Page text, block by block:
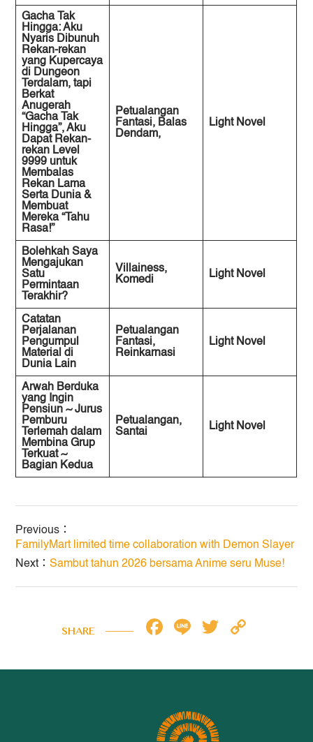
Gacha Tak
Hingga: Aku
Nyaris Dibunuh
Rekan-rekan
yang Kupercaya
di Dungeon
Terdalam, tapi
Berkat
Anugerah
“Gacha Tak
Hingga”, Aku
Dapat Rekan-
rekan Level
9999 untuk
Membalas
Rekan Lama
Serta Dunia &
Membuat
Mereka “Tahu
Rasa!”
Petualangan
Fantasi, Balas
Dendam,
Light Novel
Bolehkah Saya
Mengajukan
Satu
Permintaan
Terakhir?
Villainess,
Komedi
Light Novel
Catatan
Perjalanan
Pengumpul
Material di
Dunia Lain
Petualangan
Fantasi,
Reinkarnasi
Light Novel
Arwah Berduka
yang Ingin
Pensiun ~ Jurus
Pemburu
Terlemah dalam
Membina Grup
Terkuat ~
Bagian Kedua
Petualangan,
Santai
Light Novel
Previous：
FamilyMart limited time collaboration with Demon Slayer
Next：Sambut tahun 2026 bersama Anime seru Muse!
SHARE Facebook
LineTwitter